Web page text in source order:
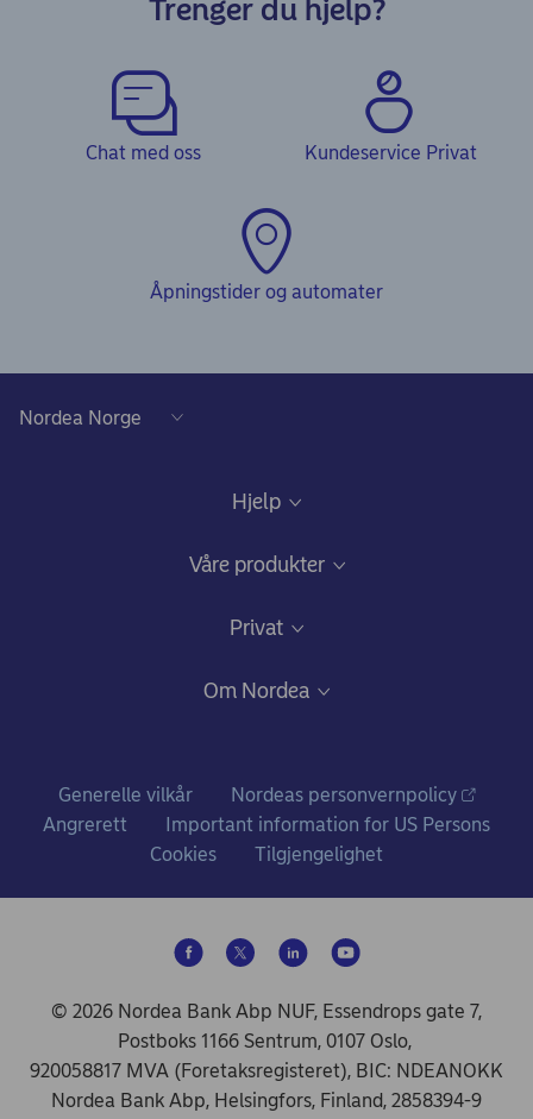
Trenger du hjelp?
Chat med oss Kundeservice Privat
Åpningstider og automater
Hjelp
Våre produkter
Konto og betalinger
Sparing og investering
De vanligste spørsmålene om pensjon
Forsikring
Kundekonsepter
Bærekraftige valg
Privat
Prisliste for personkunder
Om Nordea
Nordea i tall
Nyheter og pressemeldinger
Samfunnsansvar i Nordea
Generelle vilkår
Nordeas personvernpolicy
Angrerett
Important information for US Persons
Cookies
Tilgjengelighet
© 2026 Nordea Bank Abp NUF, Essendrops gate 7,
Postboks 1166 Sentrum, 0107 Oslo,
920058817 MVA (Foretaksregisteret), BIC: NDEANOKK
Nordea Bank Abp, Helsingfors, Finland, 2858394-9